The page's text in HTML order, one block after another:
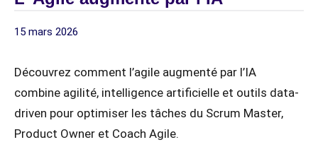
ORGANISATIONS
INTELLIGENCE
ARTIFICIELLE
(IA)
15 mars 2026
Découvrez comment l’agile augmenté par l’IA
combine agilité, intelligence artificielle et outils data-
driven pour optimiser les tâches du Scrum Master,
Product Owner et Coach Agile.